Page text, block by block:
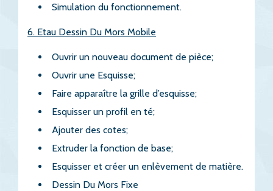
Simulation du fonctionnement.
6. Etau Dessin Du Mors Mobile
Ouvrir un nouveau document de pièce;
Ouvrir une Esquisse;
Faire apparaître la grille d’esquisse;
Esquisser un profil en té;
Ajouter des cotes;
Extruder la fonction de base;
Esquisser et créer un enlèvement de matière.
Dessin Du Mors Fixe